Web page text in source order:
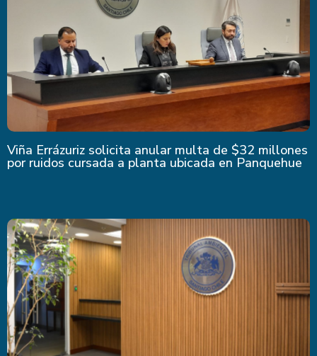
Viña Errázuriz solicita anular multa de $32 millones
por ruidos cursada a planta ubicada en Panquehue